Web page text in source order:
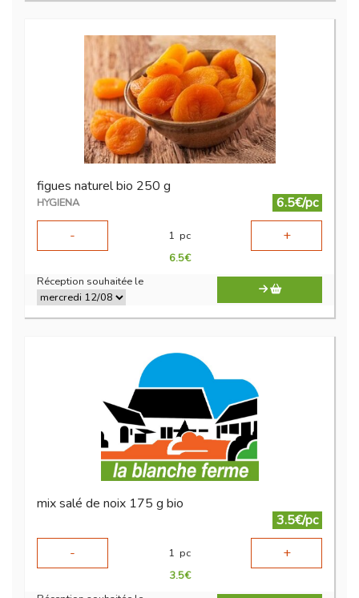
figues naturel bio 250 g
HYGIENA
6.5€/pc
-
1 pc +
6.5€
Réception souhaitée le
mix salé de noix 175 g bio
3.5€/pc
-
1 pc +
3.5€